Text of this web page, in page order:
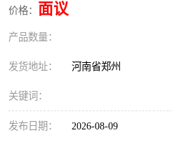
价格： 面议
产品数量：
发货地址： 河南省郑州
关键词：
发布日期： 2026-08-09